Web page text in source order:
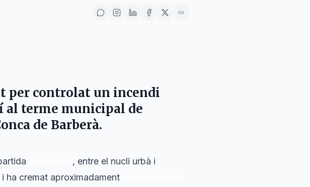
per controlat un incendi
al terme municipal de
de Barberà.
, entre el nucli urbà i
ha cremat aproximadament